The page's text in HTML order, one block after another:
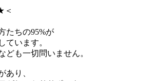
＜
たちの95%が
ています。
ども一切問いません。
あり、